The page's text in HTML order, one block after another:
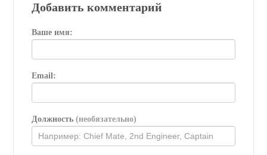
Добавить комментарий
Ваше имя:
Email:
Должность(необязательно)